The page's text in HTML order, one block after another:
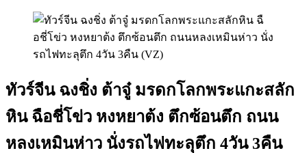
ทัวร์จีน ฉงชิ่ง ต้าจู๋ มรดกโลกพระแกะสลัก
หิน ฉือชี่โข่ว หงหยาต้ง ตึกซ้อนตึก ถนน
หลงเหมินห่าว นั่งรถไฟทะลุตึก 4วัน 3คืน